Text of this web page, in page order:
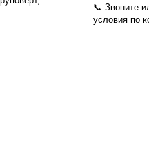
📞 Звоните
условия по